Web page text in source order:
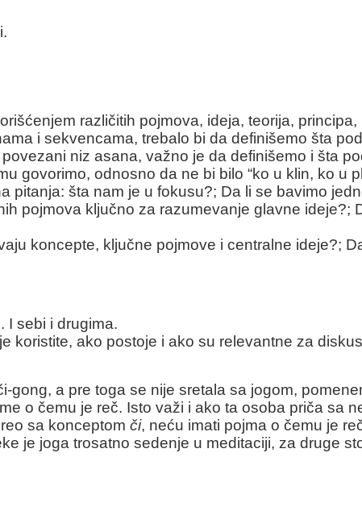
različitih pojmova, ideja, teorija,
i sekvencama, trebalo bi da definišemo šta
niz asana, važno je da definišemo i šta
govorimo, odnosno da ne bi bilo “ko u klin, ko u
šta nam je u fokusu?; Da li se bavimo
pojmova ključno za razumevanje glavne ideje?;
koncepte, ključne pojmove i centralne ideje?;
I sebi i drugima.
koristite, ako postoje i ako su relevantne za
a pre toga se nije sretala sa jogom,
o čemu je reč. Isto važi i ako ta osoba priča sa
sa konceptom či, neću imati pojma o čemu je
je joga trosatno sedenje u meditaciji, za druge